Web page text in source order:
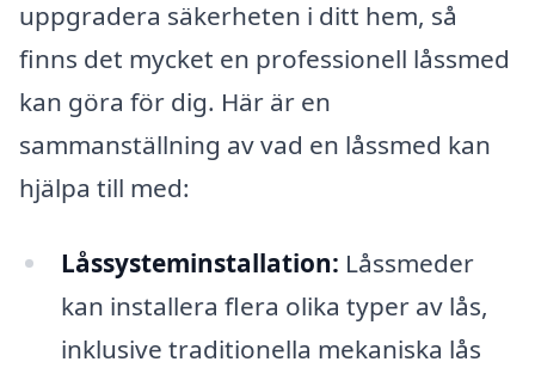
uppgradera säkerheten i ditt hem, så
finns det mycket en professionell låssmed
kan göra för dig. Här är en
sammanställning av vad en låssmed kan
hjälpa till med:
Låssysteminstallation: Låssmeder
kan installera flera olika typer av lås,
inklusive traditionella mekaniska lås